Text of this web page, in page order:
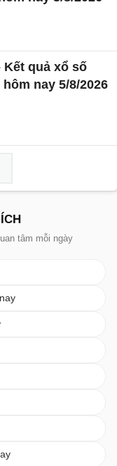
Kết quả xổ số
nay 5/8/2026
tâm mỗi ngày